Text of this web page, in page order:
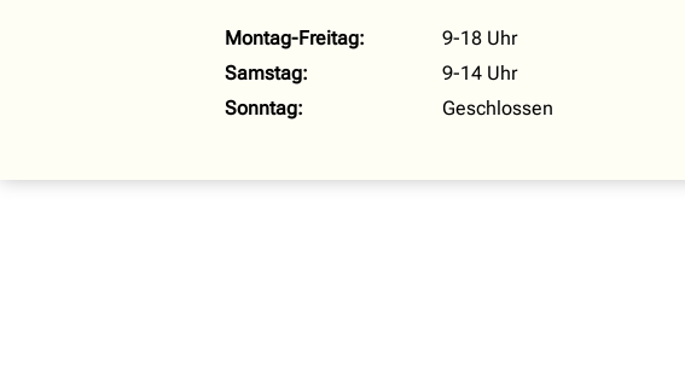
Montag-Freitag:
Samstag:
Sonntag:
9-18 Uhr
9-14 Uhr
Geschlossen